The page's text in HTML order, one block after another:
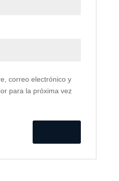
correo electrónico y
para la próxima vez